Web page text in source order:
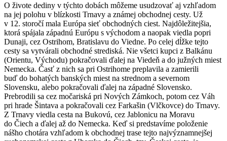
O živote dediny v týchto dobách môžeme usudzovať aj vzhľadom
na jej polohu v blízkosti Trnavy a známej obchodnej cesty. Už
v 12. storočí mala Európa sieť obchodných ciest. Najdôležitejšia,
ktorá spájala západnú Európu s východom a naopak viedla popri
Dunaji, cez Ostrihom, Bratislavu do Viedne. Po celej dĺžke tejto
cesty sa vytvárali obchodné strediská. Nie všetci kupci z Balkánu
(Orientu, Východu) pokračovali ďalej na Viedeň a do južných miest
Nemecka. Časť z nich sa pri Ostrihome preplavila a zamierili
buď do bohatých banských miest na strednom a severnom
Slovensku, alebo pokračovali ďalej na západné Slovensko.
Prebrodili sa cez močariská pri Nových Zámkoch, potom cez Váh
pri hrade Šintava a pokračovali cez Farkašin (Vlčkovce) do Trnavy.
Z Trnavy viedla cesta na Bukovú, cez Jablonicu na Moravu
do Čiech a ďalej až do Nemecka. Keď si predstavíme položenie
nášho chotára vzhľadom k obchodnej trase tejto najvýznamnejšej